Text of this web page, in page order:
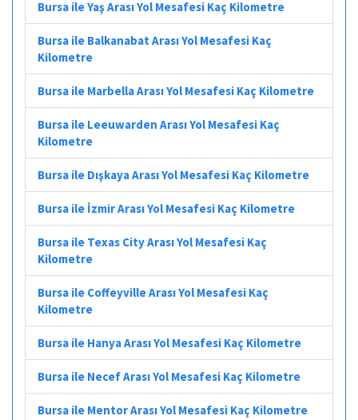
Bursa ile Yaş Arası Yol Mesafesi Kaç Kilometre
Bursa ile Balkanabat Arası Yol Mesafesi Kaç
Kilometre
Bursa ile Marbella Arası Yol Mesafesi Kaç Kilometre
Bursa ile Leeuwarden Arası Yol Mesafesi Kaç
Kilometre
Bursa ile Dışkaya Arası Yol Mesafesi Kaç Kilometre
Bursa ile İzmir Arası Yol Mesafesi Kaç Kilometre
Bursa ile Texas City Arası Yol Mesafesi Kaç
Kilometre
Bursa ile Coffeyville Arası Yol Mesafesi Kaç
Kilometre
Bursa ile Hanya Arası Yol Mesafesi Kaç Kilometre
Bursa ile Necef Arası Yol Mesafesi Kaç Kilometre
Bursa ile Mentor Arası Yol Mesafesi Kaç Kilometre